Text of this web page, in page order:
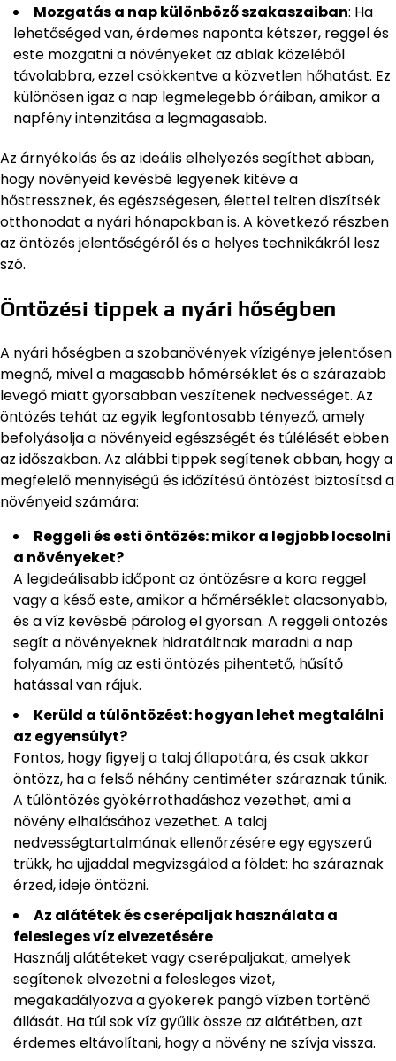
Mozgatás a nap különböző szakaszaiban: Ha
lehetőséged van, érdemes naponta kétszer, reggel és
este mozgatni a növényeket az ablak közeléből
távolabbra, ezzel csökkentve a közvetlen hőhatást. Ez
különösen igaz a nap legmelegebb óráiban, amikor a
napfény intenzitása a legmagasabb.
Az árnyékolás és az ideális elhelyezés segíthet abban,
hogy növényeid kevésbé legyenek kitéve a
hőstressznek, és egészségesen, élettel telten díszítsék
otthonodat a nyári hónapokban is. A következő részben
az öntözés jelentőségéről és a helyes technikákról lesz
szó.
Öntözési tippek a nyári hőségben
A nyári hőségben a szobanövények vízigénye jelentősen
megnő, mivel a magasabb hőmérséklet és a szárazabb
levegő miatt gyorsabban veszítenek nedvességet. Az
öntözés tehát az egyik legfontosabb tényező, amely
befolyásolja a növényeid egészségét és túlélését ebben
az időszakban. Az alábbi tippek segítenek abban, hogy a
megfelelő mennyiségű és időzítésű öntözést biztosítsd a
növényeid számára:
Reggeli és esti öntözés: mikor a legjobb locsolni
a növényeket?
A legideálisabb időpont az öntözésre a kora reggel
vagy a késő este, amikor a hőmérséklet alacsonyabb,
és a víz kevésbé párolog el gyorsan. A reggeli öntözés
segít a növényeknek hidratáltnak maradni a nap
folyamán, míg az esti öntözés pihentető, hűsítő
hatással van rájuk.
Kerüld a túlöntözést: hogyan lehet megtalálni
az egyensúlyt?
Fontos, hogy figyelj a talaj állapotára, és csak akkor
öntözz, ha a felső néhány centiméter száraznak tűnik.
A túlöntözés gyökérrothadáshoz vezethet, ami a
növény elhalásához vezethet. A talaj
nedvességtartalmának ellenőrzésére egy egyszerű
trükk, ha ujjaddal megvizsgálod a földet: ha száraznak
érzed, ideje öntözni.
Az alátétek és cserépaljak használata a
felesleges víz elvezetésére
Használj alátéteket vagy cserépaljakat, amelyek
segítenek elvezetni a felesleges vizet,
megakadályozva a gyökerek pangó vízben történő
állását. Ha túl sok víz gyűlik össze az alátétben, azt
érdemes eltávolítani, hogy a növény ne szívja vissza.